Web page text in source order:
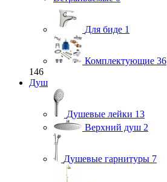
Для биде 1
Комплектующие 36
146
Душ
Душевые лейки 13
Верхний душ 2
Душевые гарнитуры 7